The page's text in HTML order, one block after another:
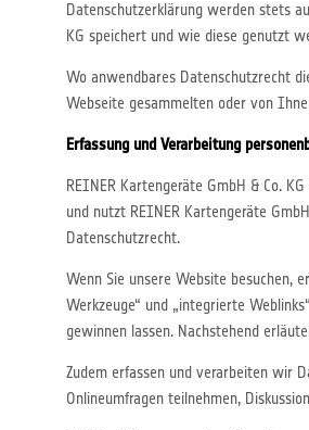
Datenschutzerklärung werden stets
KG speichert und wie diese genutzt
Wo anwendbares Datenschutzrecht
Webseite gesammelten oder von
Erfassung und Verarbeitung
REINER Kartengeräte GmbH & Co.
und nutzt REINER Kartengeräte
Datenschutzrecht.
Wenn Sie unsere Website besuchen,
Werkzeuge“ und „integrierte
gewinnen lassen. Nachstehend
Zudem erfassen und verarbeiten wir
Onlineumfragen teilnehmen,